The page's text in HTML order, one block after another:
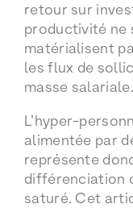
retour sur
productivité ne
matérialisent
les flux de
masse salariale.
L’hyper-
alimentée par
représente
différenciation
saturé. Cet